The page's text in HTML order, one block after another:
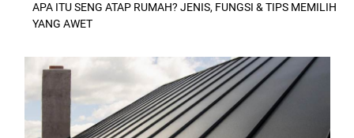
APA ITU SENG ATAP RUMAH? JENIS, FUNGSI & TIPS MEMILIH
YANG AWET